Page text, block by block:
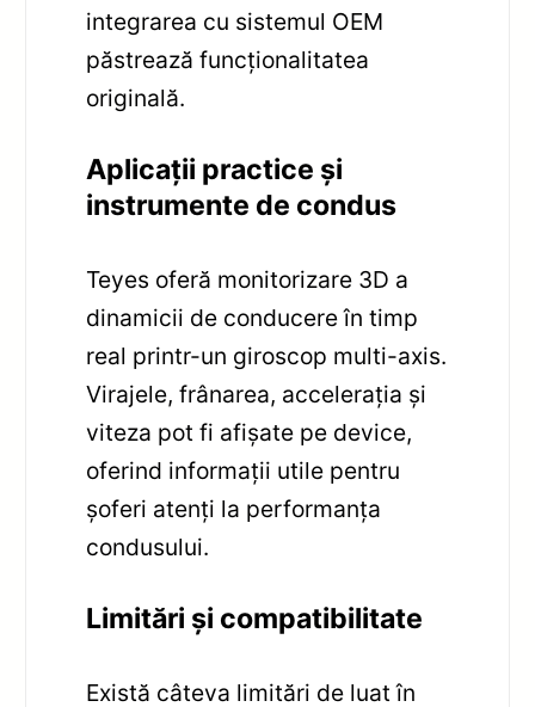
integrarea cu sistemul OEM
păstrează funcționalitatea
originală.
Aplicații practice și
instrumente de condus
Teyes oferă monitorizare 3D a
dinamicii de conducere în timp
real printr-un giroscop multi-axis.
Virajele, frânarea, accelerația și
viteza pot fi afișate pe device,
oferind informații utile pentru
șoferi atenți la performanța
condusului.
Limitări și compatibilitate
Există câteva limitări de luat în